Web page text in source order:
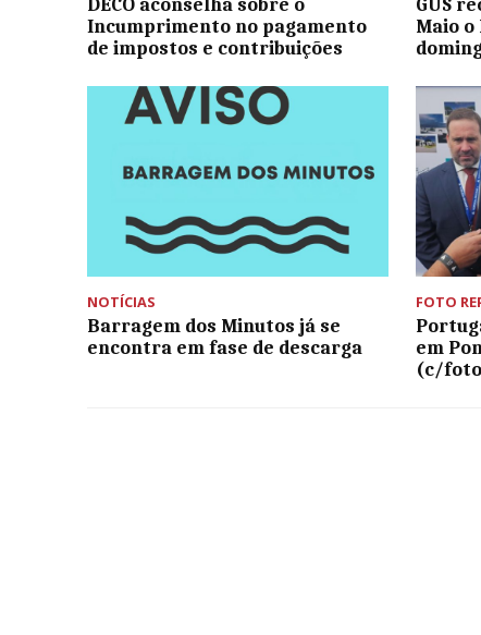
DECO aconselha sobre o
Incumprimento no pagamento
de impostos e contribuições
GUS
Maio
NOTÍCIAS
Barragem dos Minutos já se
encontra em fase de descarga
FOTO
em
(c/